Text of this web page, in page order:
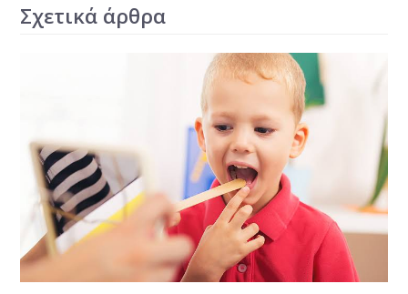
Σχετικά άρθρα